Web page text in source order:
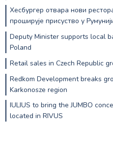
Хесбургер отвара нови
проширује присуство у
Deputy Minister supports local
Poland
Retail sales in Czech Republic
Redkom Development breaks
Karkonosze region
IULIUS to bring the JUMBO
located in RIVUS